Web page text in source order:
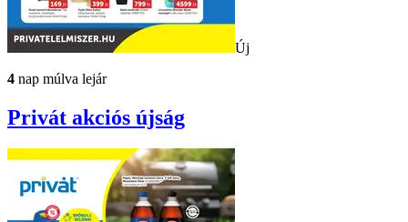
Új
4 nap múlva lejár
Privát akciós újság